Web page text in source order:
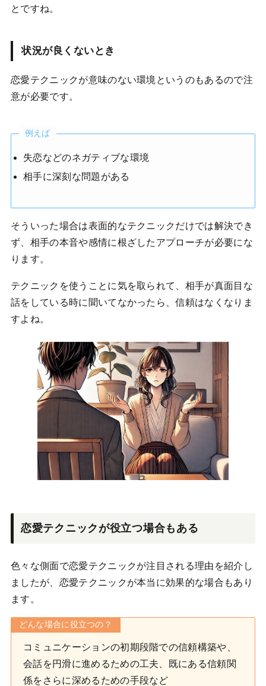
とですね。
状況が良くないとき
恋愛テクニックが意味のない環境というのもあるので注
意が必要です。
例えば
失恋などのネガティブな環境
相手に深刻な問題がある
そういった場合は表面的なテクニックだけでは解決でき
ず、相手の本音や感情に根ざしたアプローチが必要にな
ります。
テクニックを使うことに気を取られて、相手が真面目な
話をしている時に聞いてなかったら、信頼はなくなりま
すよね。
恋愛テクニックが役立つ場合もある
色々な側面で恋愛テクニックが注目される理由を紹介し
ましたが、恋愛テクニックが本当に効果的な場合もあり
ます。
どんな場合に役立つの？
コミュニケーションの初期段階での信頼構築や、
会話を円滑に進めるための工夫、既にある信頼関
係をさらに深めるための手段など